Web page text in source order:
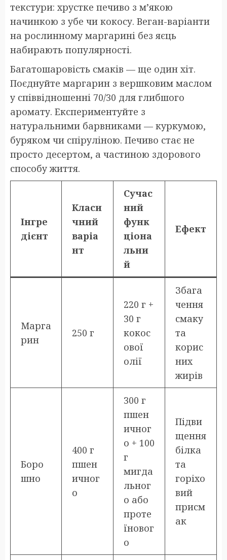
текстури: хрустке печиво з м’якою
начинкою з убе чи кокосу. Веган-варіанти
на рослинному маргарині без яєць
набирають популярності.
Багатошаровість смаків — ще один хіт.
Поєднуйте маргарин з вершковим маслом
у співвідношенні 70/30 для глибшого
аромату. Експериментуйте з
натуральними барвниками — куркумою,
буряком чи спіруліною. Печиво стає не
просто десертом, а частиною здорового
способу життя.
Інгре
дієнт
Класи
чний
варіа
нт
Сучас
ний
функ
ціона
льни
й
Ефект
Марга
рин
250 г
220 г +
30 г
кокос
ової
олії
Збага
чення
смаку
та
корис
них
жирів
Боро
шно
400 г
пшен
ичног
о
300 г
пшен
ичног
о + 100
г
мигда
льног
о або
проте
їновог
о
Підви
щення
білка
та
горіхо
вий
присм
ак